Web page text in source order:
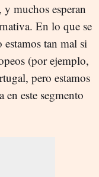
muchos esperan
En lo que se
tan mal si
(por ejemplo,
pero estamos
este segmento